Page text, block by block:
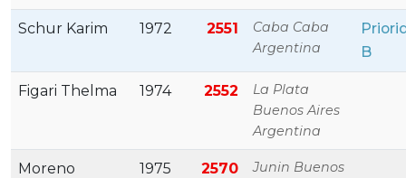
Schur Karim 1972 2551
Caba Caba
Argentina
B
Figari Thelma 1974 2552
La Plata
Buenos Aires
Argentina
Moreno
1975 2570
Junin Buenos